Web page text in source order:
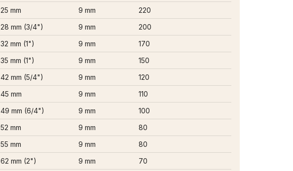
25 mm
9 mm
220
28 mm (3/4")
9 mm
200
32 mm (1")
9 mm
170
35 mm (1")
9 mm
150
42 mm (5/4")
9 mm
120
45 mm
9 mm
110
49 mm (6/4")
9 mm
100
52 mm
9 mm
80
55 mm
9 mm
80
62 mm (2")
9 mm
70